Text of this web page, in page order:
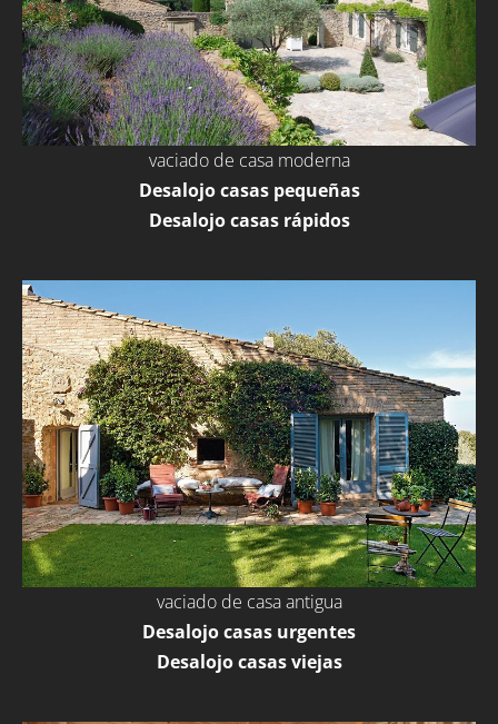
vaciado de casa moderna
Desalojo casas pequeñas
Desalojo casas rápidos
vaciado de casa antigua
Desalojo casas urgentes
Desalojo casas viejas